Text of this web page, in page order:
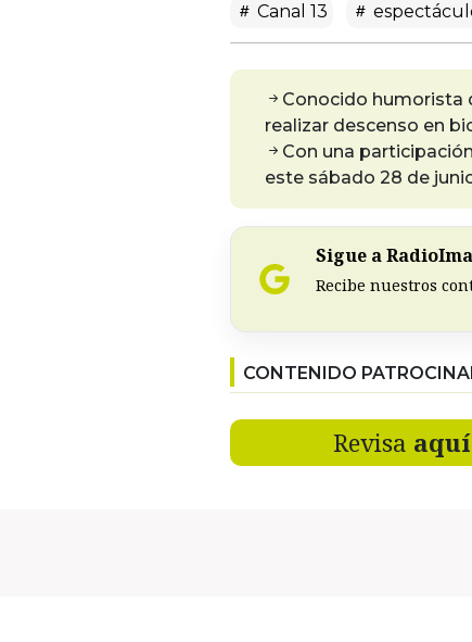
Canal 13
Conocido humorista
realizar descenso en
Con una participación
este sábado 28 de
Sigue a
Recibe nuestros
CONTENIDO
Revisa